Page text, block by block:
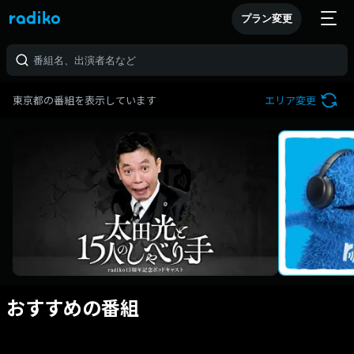
プラン変更
東京都の番組を表示しています エリア変更
おすすめの番組